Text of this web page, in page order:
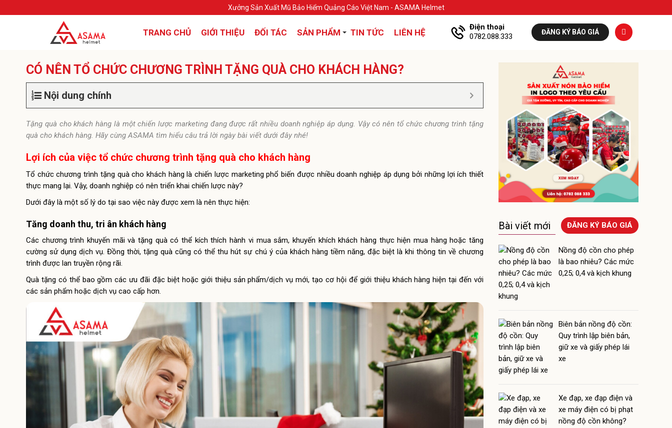
Xưởng Sản Xuất Mũ Bảo Hiểm Quảng Cáo Việt Nam - ASAMA Helmet
TRANG CHỦ GIỚI THIỆU ĐỐI TÁC SẢN PHẨM TIN TỨC LIÊN HỆ ĐĂNG KÝ BÁO GIÁ
Điện thoại
0782.088.333
CÓ NÊN TỔ CHỨC CHƯƠNG TRÌNH TẶNG QUÀ CHO KHÁCH HÀNG?
Nội dung chính
Tặng quà cho khách hàng là một chiến lược marketing đang được rất nhiều doanh nghiệp áp dụng. Vậy có nên tổ chức chương trình tặng
quà cho khách hàng. Hãy cùng ASAMA tìm hiểu câu trả lời ngày bài viết dưới đây nhé!
Lợi ích của việc tổ chức chương trình tặng quà cho khách hàng
Tổ chức chương trình tặng quà cho khách hàng là chiến lược marketing phổ biến được nhiều doanh nghiệp áp dụng bởi những lợi ích thiết
thực mang lại. Vậy, doanh nghiệp có nên triển khai chiến lược này?
Dưới đây là một số lý do tại sao việc này được xem là nên thực hiện:
Tăng doanh thu, tri ân khách hàng
Các chương trình khuyến mãi và tặng quà có thể kích thích hành vi mua sắm, khuyến khích khách hàng thực hiện mua hàng hoặc tăng
cường sử dụng dịch vụ. Đồng thời, tặng quà cũng có thể thu hút sự chú ý của khách hàng tiềm năng, đặc biệt là khi thông tin về chương
trình được lan truyền rộng rãi.
Quà tặng có thể bao gồm các ưu đãi đặc biệt hoặc giới thiệu sản phẩm/dịch vụ mới, tạo cơ hội để giới thiệu khách hàng hiện tại đến với
các sản phẩm hoặc dịch vụ cao cấp hơn.
Bài viết mới ĐĂNG KÝ BÁO GIÁ
Nồng độ cồn cho phép
là bao nhiêu? Các mức
0,25; 0,4 và kịch khung
Biên bản nồng độ cồn:
Quy trình lập biên bản,
giữ xe và giấy phép lái
xe
Xe đạp, xe đạp điện và
xe máy điện có bị phạt
nồng độ cồn không?